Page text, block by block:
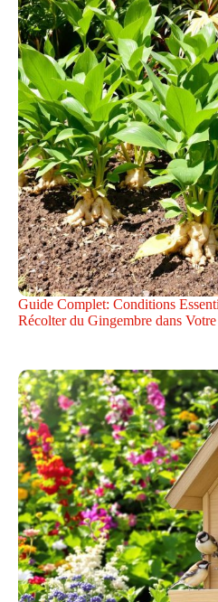
Guide Complet: Conditions
Récolter du Gingembre dans